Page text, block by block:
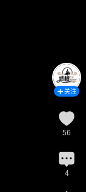
关注
56
4